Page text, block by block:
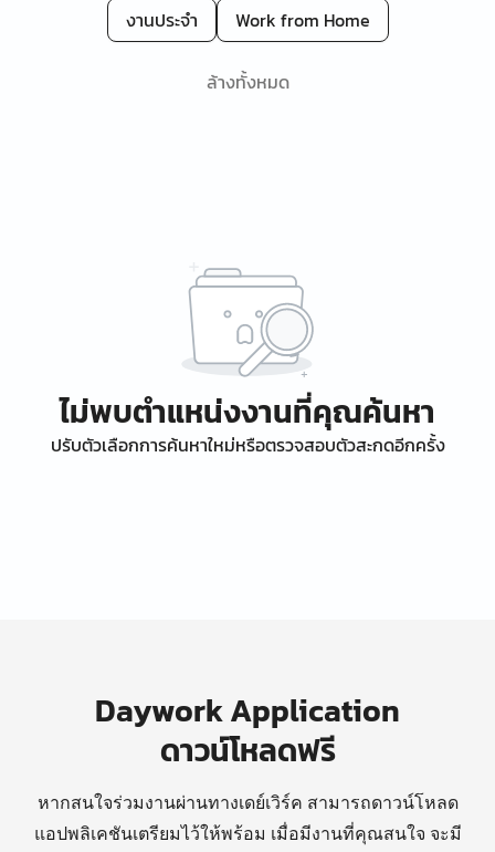
งานประจำ
Work from Home
ล้างทั้งหมด
ไม่พบตำแหน่งงานที่คุณค้นหา
ปรับตัวเลือกการค้นหาใหม่หรือตรวจสอบตัวสะกดอีกครั้ง
Daywork Application
ดาวน์โหลดฟรี
หากสนใจร่วมงานผ่านทางเดย์เวิร์ค สามารถดาวน์โหลด
แอปพลิเคชันเตรียมไว้ให้พร้อม เมื่อมีงานที่คุณสนใจ จะมี